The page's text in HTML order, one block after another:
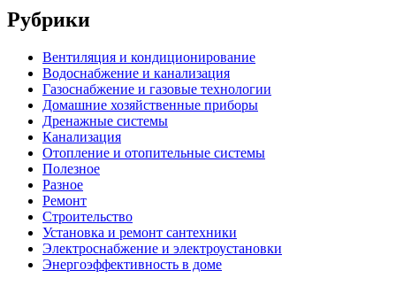
Рубрики
Вентиляция и кондиционирование
Водоснабжение и канализация
Газоснабжение и газовые технологии
Домашние хозяйственные приборы
Дренажные системы
Канализация
Отопление и отопительные системы
Полезное
Разное
Ремонт
Строительство
Установка и ремонт сантехники
Электроснабжение и электроустановки
Энергоэффективность в доме